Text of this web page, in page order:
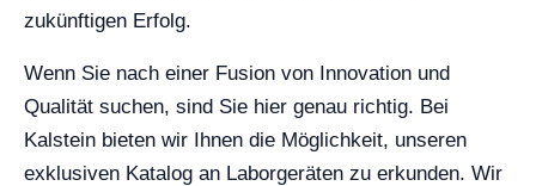
zukünftigen Erfolg.
Wenn Sie nach einer Fusion von Innovation und
Qualität suchen, sind Sie hier genau richtig. Bei
Kalstein bieten wir Ihnen die Möglichkeit, unseren
exklusiven Katalog an Laborgeräten zu erkunden. Wir